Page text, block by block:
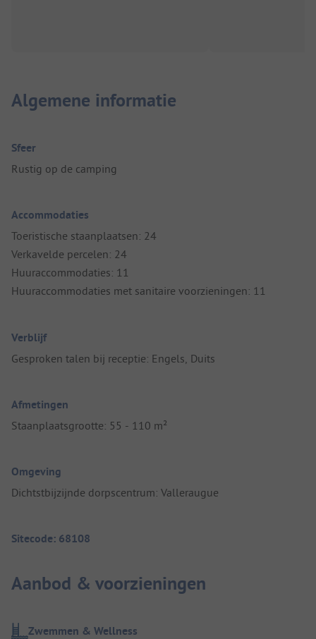
Algemene informatie
Sfeer
Rustig op de camping
Accommodaties
Toeristische staanplaatsen: 24
Verkavelde percelen: 24
Huuraccommodaties: 11
Huuraccommodaties met sanitaire voorzieningen: 11
Verblijf
Gesproken talen bij receptie: Engels, Duits
Afmetingen
Staanplaatsgrootte: 55 - 110 m²
Omgeving
Dichtstbijzijnde dorpscentrum: Valleraugue
Sitecode: 68108
Aanbod & voorzieningen
Zwemmen & Wellness